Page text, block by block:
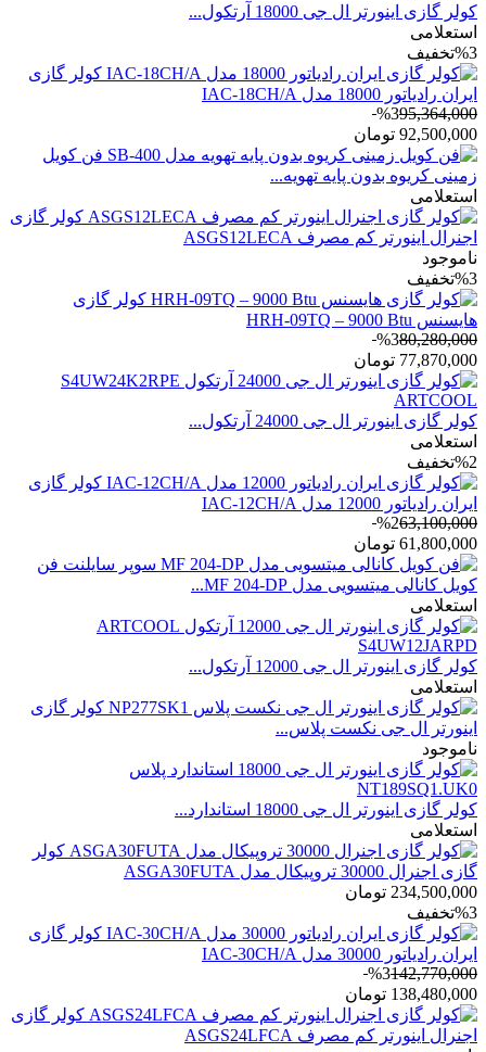
کولر گازی اینورتر ال جی 18000 آرتکول...
استعلامی
%3تخفیف
کولر گازی
ایران رادیاتور 18000 مدل IAC-18CH/A
%395,364,000
92,500,000 تومان
فن کویل
زمینی کریوه بدون پایه تهویه...
استعلامی
کولر گازی
اجنرال اینورتر کم مصرف ASGS12LECA
ناموجود
%3تخفیف
کولر گازی
هایسنس HRH-09TQ – 9000 Btu
%380,280,000
77,870,000 تومان
کولر گازی اینورتر ال جی 24000 آرتکول...
استعلامی
%2تخفیف
کولر گازی
ایران رادیاتور 12000 مدل IAC-12CH/A
%263,100,000
61,800,000 تومان
فن
کویل کانالی میتسویی مدل MF 204-DP...
استعلامی
کولر گازی اینورتر ال جی 12000 آرتکول...
استعلامی
کولر گازی
اینورتر ال جی نکست پلاس...
ناموجود
کولر گازی اینورتر ال جی 18000 استاندارد...
استعلامی
کولر
گازی اجنرال 30000 تروپیکال مدل ASGA30FUTA
234,500,000 تومان
%3تخفیف
کولر گازی
ایران رادیاتور 30000 مدل IAC-30CH/A
%3142,770,000
138,480,000 تومان
کولر گازی
اجنرال اینورتر کم مصرف ASGS24LFCA